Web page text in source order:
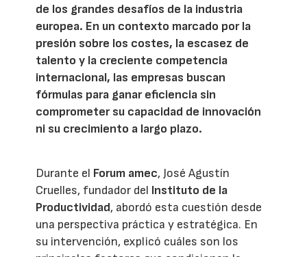
de los grandes desafíos de la industria
europea. En un contexto marcado por la
presión sobre los costes, la escasez de
talento y la creciente competencia
internacional, las empresas buscan
fórmulas para ganar eficiencia sin
comprometer su capacidad de innovación
ni su crecimiento a largo plazo.
Durante el Forum amec, José Agustín
Cruelles, fundador del Instituto de la
Productividad, abordó esta cuestión desde
una perspectiva práctica y estratégica. En
su intervención, explicó cuáles son los